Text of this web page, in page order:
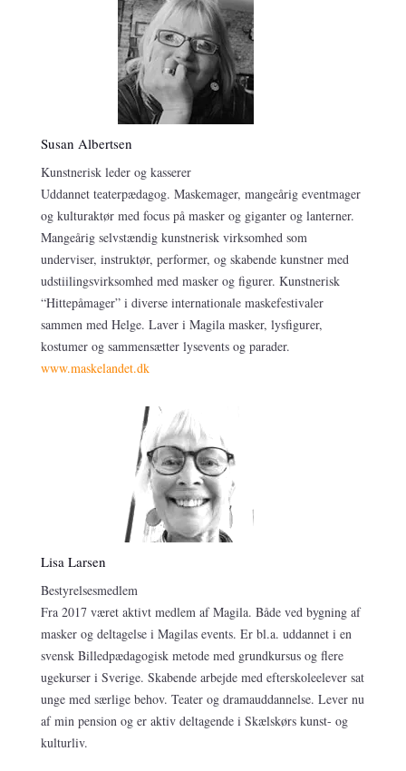
Susan Albertsen
Kunstnerisk leder og kasserer
Uddannet teaterpædagog. Maskemager, mangeårig eventmager
og kulturaktør med focus på masker og giganter og lanterner.
Mangeårig selvstændig kunstnerisk virksomhed som
underviser, instruktør, performer, og skabende kunstner med
udstiilingsvirksomhed med masker og figurer. Kunstnerisk
“Hittepåmager” i diverse internationale maskefestivaler
sammen med Helge. Laver i Magila masker, lysfigurer,
kostumer og sammensætter lysevents og parader.
www.maskelandet.dk
Lisa Larsen
Bestyrelsesmedlem
Fra 2017 været aktivt medlem af Magila. Både ved bygning af
masker og deltagelse i Magilas events. Er bl.a. uddannet i en
svensk Billedpædagogisk metode med grundkursus og flere
ugekurser i Sverige. Skabende arbejde med efterskoleelever sat
unge med særlige behov. Teater og dramauddannelse. Lever nu
af min pension og er aktiv deltagende i Skælskørs kunst- og
kulturliv.